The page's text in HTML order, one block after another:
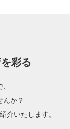
彩る
んか？
介いたします。